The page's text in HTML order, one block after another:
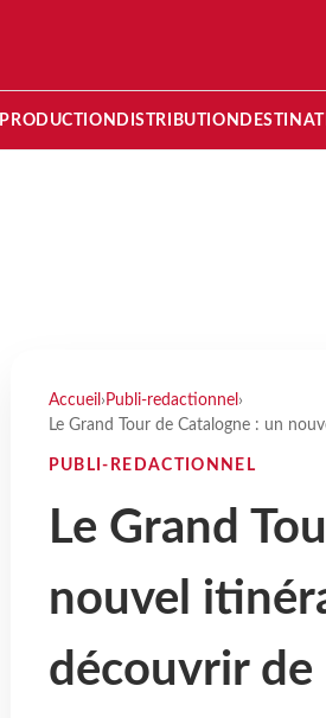
PRODUCTION DISTRIBUTION
Accueil › Publi-redactionnel ›
Le Grand Tour de Catalogne : un
PUBLI-REDACTIONNEL
Le Grand
nouvel
découvrir de